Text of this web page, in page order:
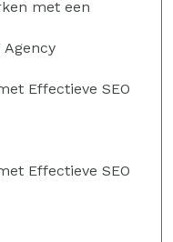
met een
Effectieve SEO
Effectieve SEO